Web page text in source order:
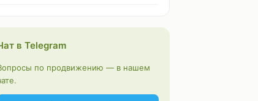
в Telegram
по продвижению — в нашем